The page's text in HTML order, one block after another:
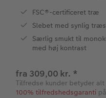
Fotoplakat
Fotocollage
Flerdelt
Mobilcovers
Kæledyr
CEWE
Bordkort
Menukort
Digitalt
FSC®-certificeret træ
Slebet med synlig
Særlig smukt til
med høj kontrast
fra 309,00 kr. *
Tilfredse kunder betyder
100% tilfredshedsgaranti